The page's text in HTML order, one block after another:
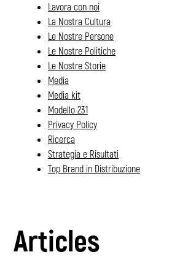
Lavora con noi
La Nostra Cultura
Le Nostre Persone
Le Nostre Politiche
Le Nostre Storie
Media
Media kit
Modello 231
Privacy Policy
Ricerca
Strategia e Risultati
Top Brand in Distribuzione
Articles